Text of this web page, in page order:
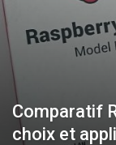
Comparatif
choix et